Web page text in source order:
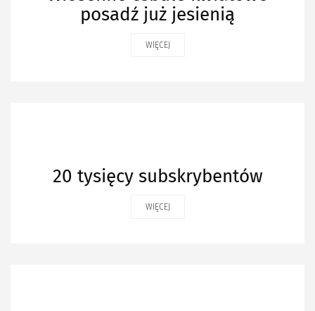
posadź już jesienią
WIĘCEJ
20 tysięcy subskrybentów
WIĘCEJ